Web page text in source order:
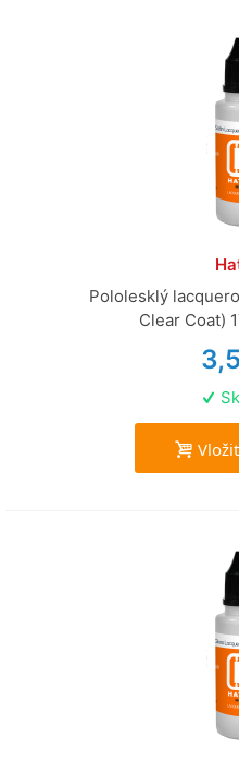
Pololesklý
Clear Coat)